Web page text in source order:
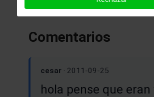
Comentarios
cesar· 2011-09-25
hola pense que eran